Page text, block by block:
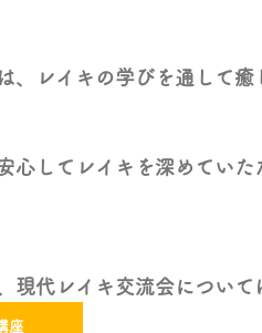
、レイキの学びを通して
心してレイキを深めていた
現代レイキ交流会について
座